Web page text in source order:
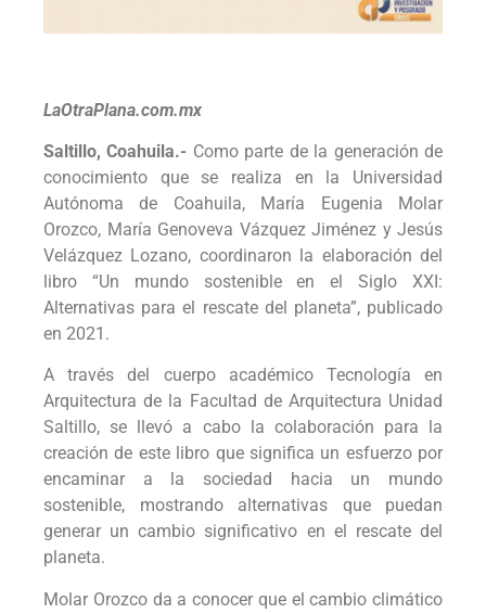
LaOtraPlana.com.mx
Saltillo, Coahuila.- Como parte de la generación de
conocimiento que se realiza en la Universidad
Autónoma de Coahuila, María Eugenia Molar
Orozco, María Genoveva Vázquez Jiménez y Jesús
Velázquez Lozano, coordinaron la elaboración del
libro “Un mundo sostenible en el Siglo XXI:
Alternativas para el rescate del planeta”, publicado
en 2021.
A través del cuerpo académico Tecnología en
Arquitectura de la Facultad de Arquitectura Unidad
Saltillo, se llevó a cabo la colaboración para la
creación de este libro que significa un esfuerzo por
encaminar a la sociedad hacia un mundo
sostenible, mostrando alternativas que puedan
generar un cambio significativo en el rescate del
planeta.
Molar Orozco da a conocer que el cambio climático